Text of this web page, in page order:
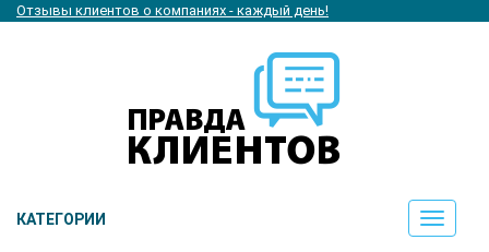
Отзывы клиентов о компаниях - каждый день!
КАТЕГОРИИ
Toggle